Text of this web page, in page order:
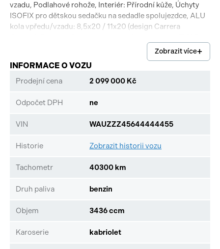
vzadu, Podlahové rohože, Interiér: Přírodní kůže, Úchyty
ISOFIX pro dětskou sedačku na sedadle spolujezdce, ALU
kola vpředu/vzadu: 8,5x20 / 11x20 (design Carrera
včetně DVD – navigační modul (rozšířený), Systém kontroly
tlaku v pneumatikách, Posilovač řízení Plus (závislý na
rychlosti)
Zobrazit více
INFORMACE O VOZU
Prodejní cena 2 099 000 Kč
Odpočet DPH ne
VIN WAUZZZ45644444455
Historie Zobrazit historii vozu
Tachometr 40300 km
Druh paliva benzin
Objem 3436 ccm
Karoserie kabriolet